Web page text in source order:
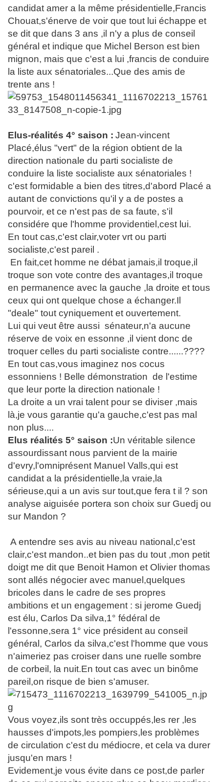
candidat amer a la même présidentielle,Francis
Chouat,s'énerve de voir que tout lui échappe et
se dit que dans 3 ans ,il n'y a plus de conseil
général et indique que Michel Berson est bien
mignon, mais que c'est a lui ,francis de conduire
la liste aux sénatoriales...Que des amis de
trente ans !
Elus-réalités 4° saison : Jean-vincent
Placé,élus "vert" de la région obtient de la
direction nationale du parti socialiste de
conduire la liste socialiste aux sénatoriales !
c'est formidable a bien des titres,d'abord Placé a
autant de convictions qu'il y a de postes a
pourvoir, et ce n'est pas de sa faute, s'il
considére que l'homme providentiel,cest lui.
En tout cas,c'est clair,voter vrt ou parti
socialiste,c'est pareil .
En fait,cet homme ne débat jamais,il troque,il
troque son vote contre des avantages,il troque
en permanence avec la gauche ,la droite et tous
ceux qui ont quelque chose a échanger.Il
"deale" tout cyniquement et ouvertement.
Lui qui veut être aussi sénateur,n'a aucune
réserve de voix en essonne ,il vient donc de
troquer celles du parti socialiste contre......????
En tout cas,vous imaginez nos cocus
essonniens ! Belle démonstration de l'estime
que leur porte la direction nationale !
La droite a un vrai talent pour se diviser ,mais
là,je vous garantie qu'a gauche,c'est pas mal
non plus....
Elus réalités 5° saison :Un véritable silence
assourdissant nous parvient de la mairie
d'evry,l'omniprésent Manuel Valls,qui est
candidat a la présidentielle,la vraie,la
sérieuse,qui a un avis sur tout,que fera t il ? son
analyse aiguisée portera son choix sur Guedj ou
sur Mandon ?
A entendre ses avis au niveau national,c'est
clair,c'est mandon..et bien pas du tout ,mon petit
doigt me dit que Benoit Hamon et Olivier thomas
sont allés négocier avec manuel,quelques
bricoles dans le cadre de ses propres
ambitions et un engagement : si jerome Guedj
est élu, Carlos Da silva,1° fédéral de
l'essonne,sera 1° vice président au conseil
général, Carlos da silva,c'est l'homme que vous
n'aimeriez pas croiser dans une ruelle sombre
de corbeil, la nuit.En tout cas avec un binôme
pareil,on risque de bien s'amuser.
Vous voyez,ils sont très occuppés,les rer ,les
hausses d'impots,les pompiers,les problèmes
de circulation c'est du médiocre, et cela va durer
jusqu'en mars !
Evidement,je vous évite dans ce post,de parler